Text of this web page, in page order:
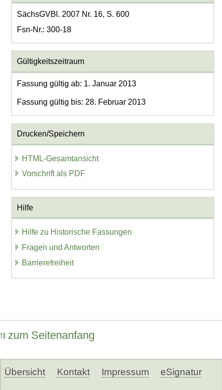
SächsGVBl. 2007 Nr. 16, S. 600
Fsn-Nr.: 300-18
Gültigkeitszeitraum
Fassung gültig ab: 1. Januar 2013
Fassung gültig bis: 28. Februar 2013
Drucken/Speichern
HTML-Gesamtansicht
Vorschrift als PDF
Hilfe
Hilfe zu Historische Fassungen
Fragen und Antworten
Barrierefreiheit
zum Seitenanfang
Übersicht Kontakt Impressum eSignatur